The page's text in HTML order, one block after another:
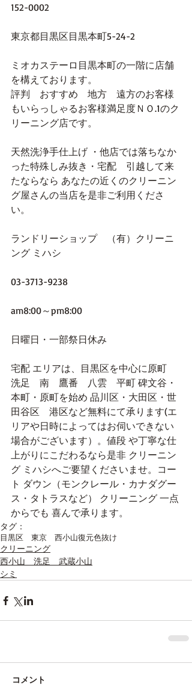
152-0002
東京都目黒区目黒本町5-24-2
ミオカステーロ目黒本町の一階に店舗
を構えております。
評判　おすすめ　地方　遠方のお客様
もいらっしゃるお客様満足度ＮＯ.1のク
リーニング店です。
天然洗浄手仕上げ ・他店では落ちなか
った特殊しみ抜き・宅配　引越して来
たならなら あなたの近くのクリーニン
グ屋さんの当店を是非ご利用くださ
い。
ランドリーショップ　（有）クリーニ
ング ミハシ
03-3713-9238
am8:00～pm8:00
日曜日・一部祭日休み
宅配 エリアは、目黒区を中心に原町
洗足　南　鷹番　八雲　平町 碑文谷・
本町・原町を始め 品川区・大田区・世
田谷区　港区など無料にて承ります(エ
リアや日時によってはお伺いできない
場合がございます）。値段 や丁寧な仕
上がりにこだわるなら是非 クリーニン
グ ミハシへご要望くださいませ。コー
ト ダウン（モンクレール・カナダグー
ス・タトラスなど） クリーニング 一点
からでも 喜んで承ります。
タグ：
目黒区 東京 西小山復元色抜け
クリーニング
西小山 洗足 武蔵小山
シミ
コメント